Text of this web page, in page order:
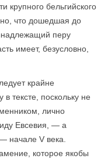
крупного бельгийского
что дошедшая до
перу
имеет, безусловно,
крайне
тексте, поскольку не
лично
Евсевия, — а
начале V века.
которое якобы